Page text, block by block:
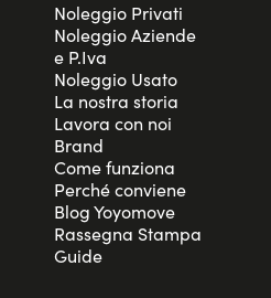
Noleggio Privati
Noleggio Aziende
e P.Iva
Noleggio Usato
La nostra storia
Lavora con noi
Brand
Come funziona
Perché conviene
Blog Yoyomove
Rassegna Stampa
Guide